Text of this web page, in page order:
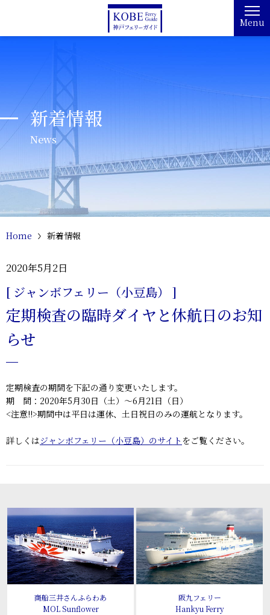
Menu
新着情報
News
Home 新着情報
2020年5月2日
[ ジャンボフェリー（小豆島） ]
定期検査の臨時ダイヤと休航日のお知
らせ
定期検査の期間を下記の通り変更いたします。
期 間：2020年5月30日（土）～6月21日（日）
<注意!!>期間中は平日は運休、土日祝日のみの運航となります。
詳しくはジャンボフェリー（小豆島）のサイト をご覧ください。
商船三井さんふらわあ
MOL Sunflower
阪九フェリー
Hankyu Ferry